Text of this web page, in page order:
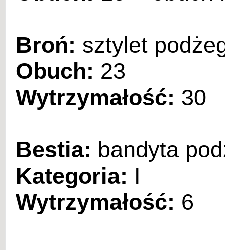
Broń: sztylet
Obuch: 23
Wytrzymałość: 30
Bestia: bandyta
Kategoria: I
Wytrzymałość: 6